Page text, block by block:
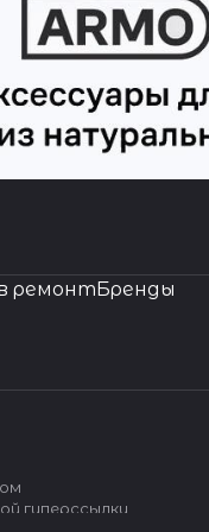
ремонтБренды
гиперссылки